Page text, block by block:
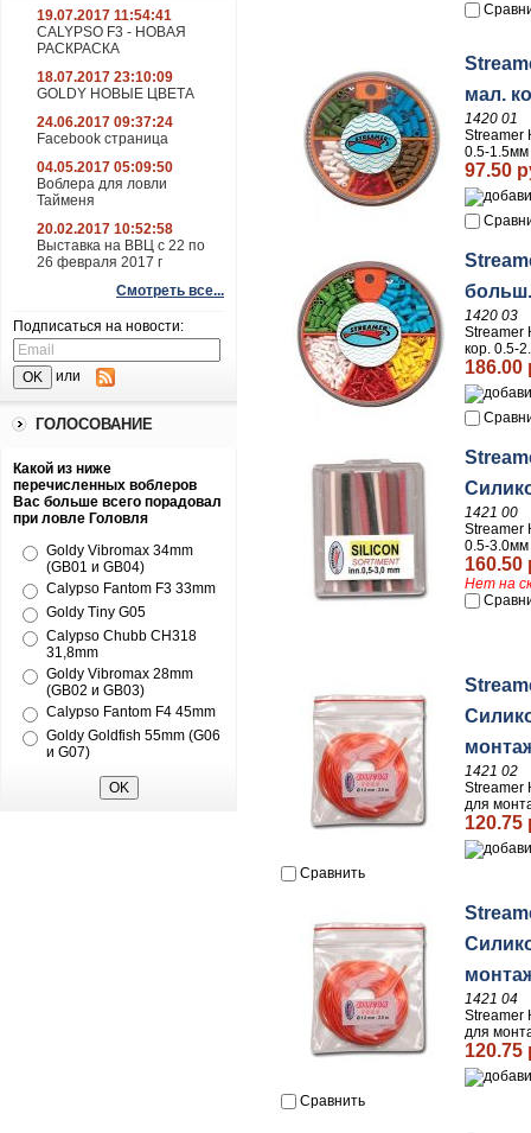
19.07.2017 11:54:41
CALYPSO F3 - НОВАЯ
РАСКРАСКА
18.07.2017 23:10:09
GOLDY НОВЫЕ ЦВЕТА
24.06.2017 09:37:24
Facebook страница
04.05.2017 05:09:50
Воблера для ловли
Тайменя
20.02.2017 10:52:58
Выставка на ВВЦ с 22 по
26 февраля 2017 г
Смотреть все...
Подписаться на новости:
или
ГОЛОСОВАНИЕ
Какой из ниже
перечисленных воблеров
Вас больше всего порадовал
при ловле Головля
Goldy Vibromax 34mm
(GB01 и GB04)
Calypso Fantom F3 33mm
Goldy Tiny G05
Calypso Chubb CH318
31,8mm
Goldy Vibromax 28mm
(GB02 и GB03)
Calypso Fantom F4 45mm
Goldy Goldfish 55mm (G06
и G07)
мал.
1420 01
Streamer
0.5-1.5мм
97.50
1420 03
Streamer
кор. 0.5-
186.00
1421 00
Streamer
0.5-3.0мм
160.50
Нет на
1421 02
Streamer
для
120.75
Сравнить
1421 04
Streamer
для
120.75
Сравнить